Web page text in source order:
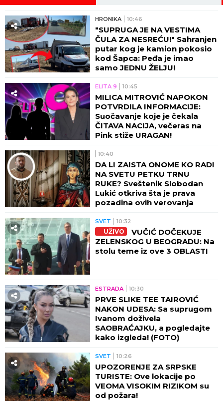
HRONIKA 10:46
"SUPRUGA JE NA VESTIMA
ČULA ZA NESREĆU!" Sahranjen
putar kog je kamion pokosio
kod Šapca: Peđa je imao
samo JEDNU ŽELJU!
ELITA 9 10:45
MILICA MITROVIĆ NAPOKON
POTVRDILA INFORMACIJE:
Suočavanje koje je čekala
ČITAVA NACIJA, večeras na
Pink stiže URAGAN!
10:40
DA LI ZAISTA ONOME KO RADI
NA SVETU PETKU TRNU
RUKE? Sveštenik Slobodan
Lukić otkriva šta je prava
pozadina ovih verovanja
SVET 10:32
UŽIVO
VUČIĆ DOČEKUJE
ZELENSKOG U BEOGRADU: Na
stolu teme iz ove 3 OBLASTI
ESTRADA 10:30
PRVE SLIKE TEE TAIROVIĆ
NAKON UDESA: Sa suprugom
Ivanom doživela
SAOBRAĆAJKU, a pogledajte
kako izgleda! (FOTO)
SVET 10:26
UPOZORENJE ZA SRPSKE
TURISTE: Ove lokacije po
VEOMA VISOKIM RIZIKOM su
od požara!